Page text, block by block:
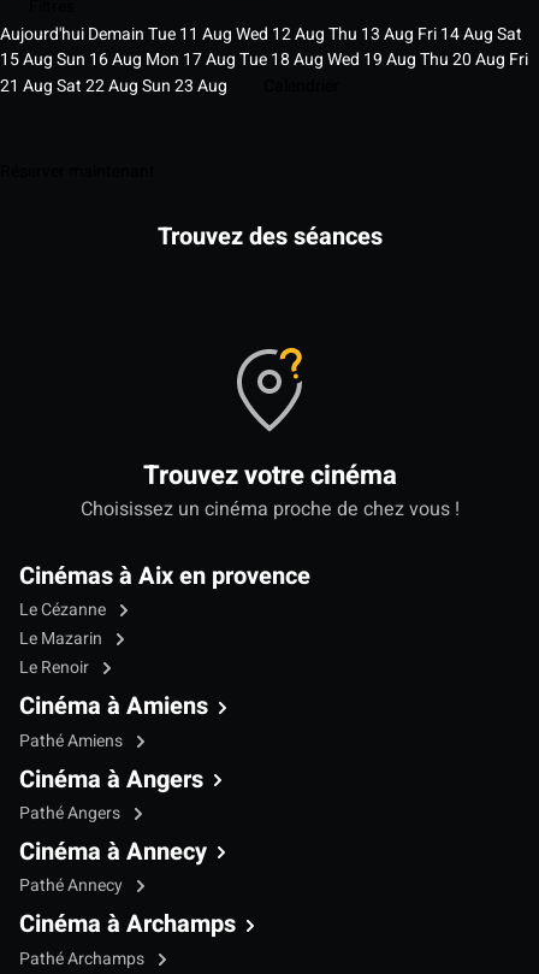
Aujourd'huiDemainTue11 AugWed 12AugThu 13Aug Fri14AugSat
15AugSun 16Aug Mon 17AugTue18AugWed 19AugThu20Aug Fri
21 AugSat22AugSun23Aug
Trouvez des séances
Trouvez votre cinéma
Choisissez un cinéma proche de chez vous !
Cinémas à Aix en provence
Le Cézanne
Le Mazarin
Le Renoir
Cinéma à Amiens
Pathé Amiens
Cinéma à Angers
Pathé Angers
Cinéma à Annecy
Pathé Annecy
Cinéma à Archamps
Pathé Archamps